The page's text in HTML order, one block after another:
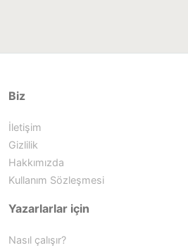
Biz
İletişim
Gizlilik
Hakkımızda
Kullanım Sözleşmesi
Yazarlarlar için
Nasıl çalışır?